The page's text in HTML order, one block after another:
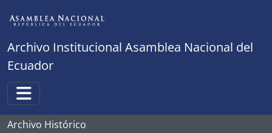
Archivo Institucional Asamblea Nacional del
Ecuador
Toggle navigation
Archivo Histórico